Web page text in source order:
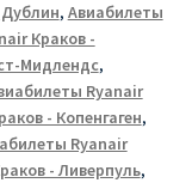
, Авиабилеты
Краков -
Мидлендс,
Ryanair
- Копенгаген,
Ryanair
- Ливерпуль,